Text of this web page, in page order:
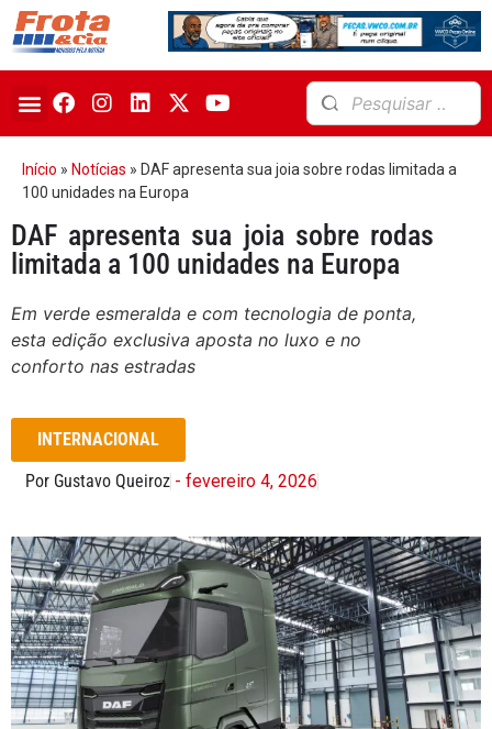
Início » Notícias » DAF apresenta sua joia sobre rodas limitada a
100 unidades na Europa
DAF apresenta sua joia sobre rodas
limitada a 100 unidades na Europa
Em verde esmeralda e com tecnologia de ponta,
esta edição exclusiva aposta no luxo e no
conforto nas estradas
INTERNACIONAL
Por Gustavo Queiroz - fevereiro 4, 2026